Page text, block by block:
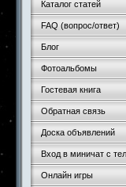
Каталог статей
FAQ (вопрос/ответ)
Блог
Фотоальбомы
Гостевая книга
Обратная связь
Доска объявлений
Вход в миничат с
Онлайн игры